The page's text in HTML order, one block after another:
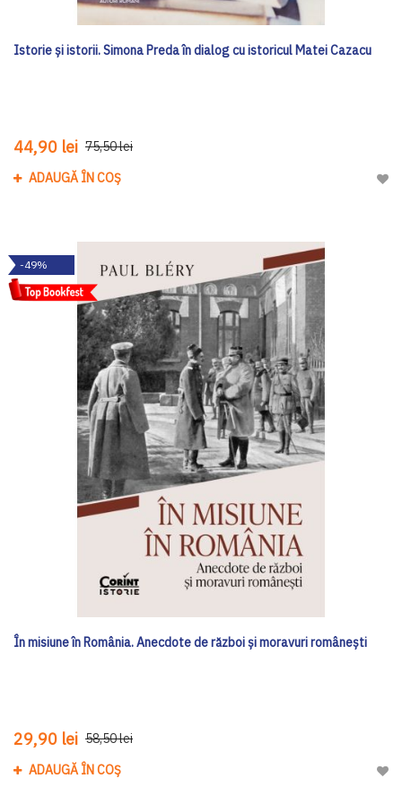
Istorie și istorii. Simona Preda în dialog cu istoricul Matei Cazacu
44,90 lei 75,50 lei
ADAUGĂ ÎN COȘ
-49%
În misiune în România. Anecdote de război și moravuri românești
29,90 lei 58,50 lei
ADAUGĂ ÎN COȘ